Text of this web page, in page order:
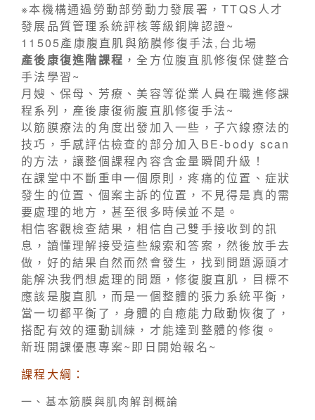
※本機構通過勞動部勞動力發展署，TTQS人才
發展品質管理系統評核等級銅牌認證~
11505產康腹直肌與筋膜修復手法,台北場
產後康復進階課程 ，全方位腹直肌修復保健整合
手法學習~
月嫂、保母、芳療、美容等從業人員在職進修課
程系列，產後康復術腹直肌修復手法~
以筋膜療法的角度出發加入一些，子穴線療法的
技巧，手感評估檢查的部分加入BE-body scan
的方法，讓整個課程內容含金量瞬間升級！
在課堂中不斷重申一個原則，疼痛的位置、症狀
發生的位置、個案主訴的位置，不見得是真的需
要處理的地方，甚至很多時候並不是。
相信客觀檢查結果，相信自己雙手接收到的訊
息，讀懂理解接受這些線索和答案，然後放手去
做，好的結果自然而然會發生，找到問題源頭才
能解決我們想處理的問題，修復腹直肌，目標不
應該是腹直肌，而是一個整體的張力系統平衡，
當一切都平衡了，身體的自癒能力啟動恢復了，
搭配有效的運動訓練，才能達到整體的修復。
新班開課優惠專案~即日開始報名~
課程大綱：
一、基本筋膜與肌肉解剖概論